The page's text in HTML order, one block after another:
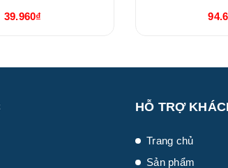
39.960₫
HỖ TRỢ
Trang chủ
Sản phẩm